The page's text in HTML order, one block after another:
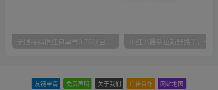
无限接码撸红包单号0.75项目无偿分享给你【揭秘】
友链申请 免责声明 关于我们 广告合作 网站地图